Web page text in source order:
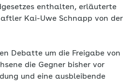
enthalten, erläuterte
Kai-Uwe Schnapp von der
Debatte um die Freigabe von
die Gegner bisher vor
und eine ausbleibende